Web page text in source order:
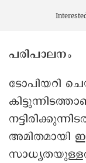
പരിപാലനം
ടോപിയറി
അമിതമായി